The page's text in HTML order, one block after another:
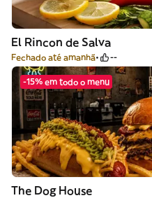
El Rincon de Salva
Fechado até amanhã --
-15% em todo o menu
The Dog House